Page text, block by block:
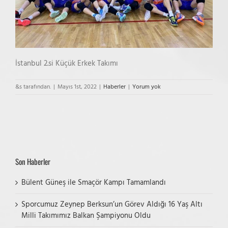
İstanbul 2.si Küçük Erkek Takımı
&s tarafından. | Mayıs 1st, 2022 | Haberler | Yorum yok
Son Haberler
Bülent Güneş ile Smaçör Kampı Tamamlandı
Sporcumuz Zeynep Berksun’un Görev Aldığı 16 Yaş Altı
Milli Takımımız Balkan Şampiyonu Oldu